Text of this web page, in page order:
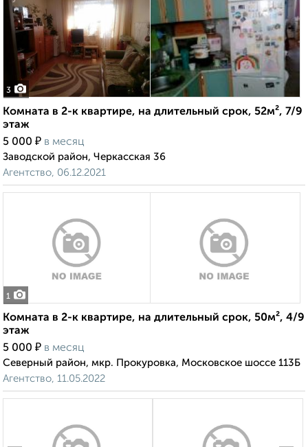
3
Комната в 2-к квартире, на длительный срок, 52м², 7/9
этаж
5 000 ₽ в месяц
Заводской район, Черкасская 36
Агентство, 06.12.2021
1
Комната в 2-к квартире, на длительный срок, 50м², 4/9
этаж
5 000 ₽ в месяц
Северный район, мкр. Прокуровка, Московское шоссе 113Б
Агентство, 11.05.2022